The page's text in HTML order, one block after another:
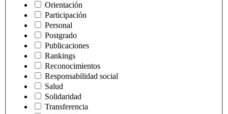
Orientación
Participación
Personal
Postgrado
Publicaciones
Rankings
Reconocimientos
Responsabilidad social
Salud
Solidaridad
Transferencia